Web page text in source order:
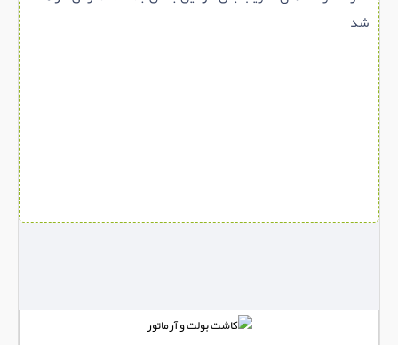
متفرقه
شد